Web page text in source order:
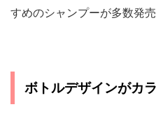
すめのシャンプーが多数発売
ボトルデザインがカ